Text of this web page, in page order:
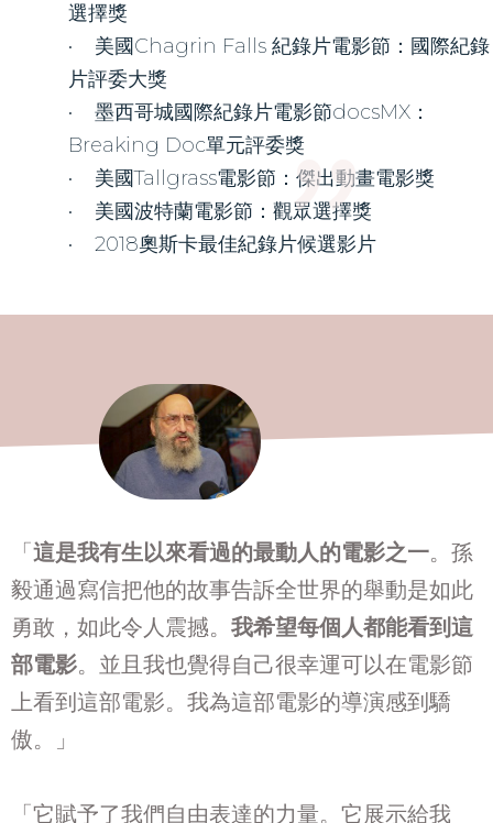
選擇獎
• 美國Chagrin Falls 紀錄片電影節：國際紀錄
片評委大獎
• 墨西哥城國際紀錄片電影節docsMX：
Breaking Doc單元評委獎
• 美國Tallgrass電影節：傑出動畫電影獎
• 美國波特蘭電影節：觀眾選擇獎
• 201​8奧斯卡最佳紀錄片候選影片
"
​​​「這是我有生以來看過的最動人的電影之一。孫
毅通過寫信把他的故事告訴全世界的舉動是如此
勇敢，如此令人震撼。 我希望每個人都能看到這
部電影。並且我也覺得自己很幸運可以在電影節
上看到這部電影。我為這部電影的導演感到驕
傲。」